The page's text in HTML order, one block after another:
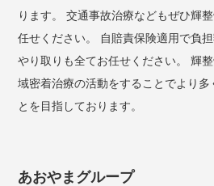
ります。 交通事故治療などもぜひ輝
任せください。 自賠責保険適用で負
やり取りも全てお任せください。 輝
域密着治療の活動をすることでより多
とを目指しております。
あおやまグループ